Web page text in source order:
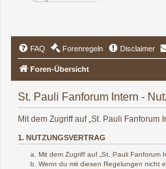
FAQ Forenregeln Disclaimer
Foren-Übersicht
St. Pauli Fanforum Intern -
Mit dem Zugriff auf „St. Pauli
1. NUTZUNGSVERTRAG
Mit dem Zugriff auf „St. Pauli Fanforum
Wenn du mit diesen Regelungen nicht